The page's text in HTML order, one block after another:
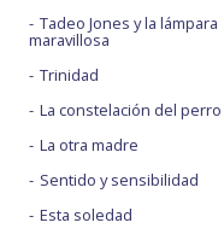
Tadeo Jones y la lámpara
maravillosa
Trinidad
La constelación del perro
La otra madre
Sentido y sensibilidad
Esta soledad